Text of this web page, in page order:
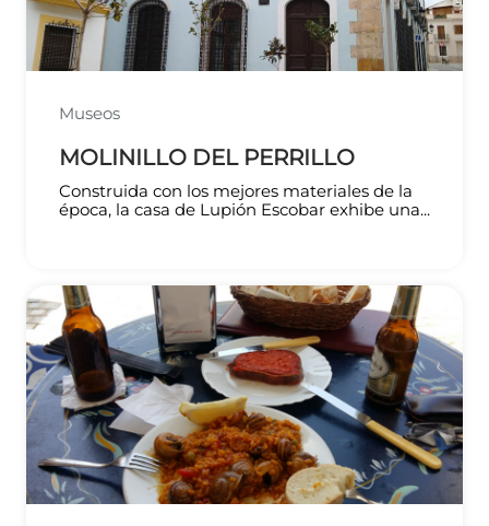
Museos
MOLINILLO DEL PERRILLO
Construida con los mejores materiales de la
época, la casa de Lupión Escobar exhibe una...